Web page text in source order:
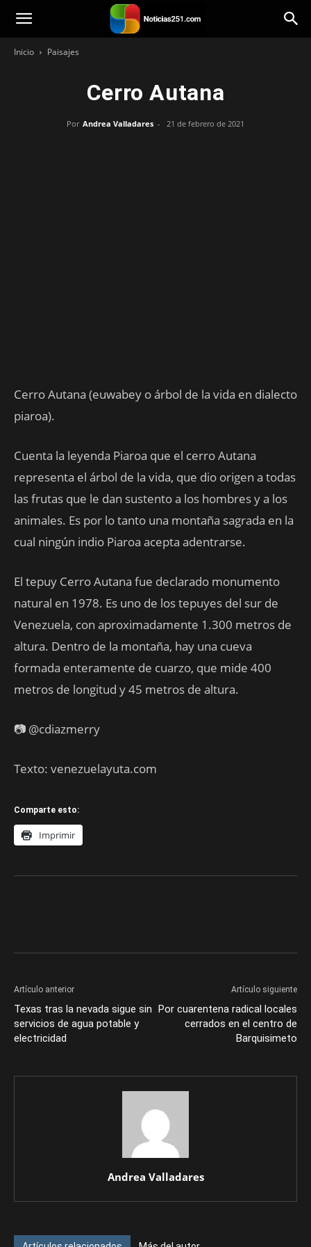
Noticias251
Inicio Paisajes
Cerro Autana
Por Andrea Valladares - 21 de febrero de 2021
Cerro Autana (euwabey o árbol de la vida en dialecto
piaroa).
Cuenta la leyenda Piaroa que el cerro Autana
representa el árbol de la vida, que dio origen a todas
las frutas que le dan sustento a los hombres y a los
animales. Es por lo tanto una montaña sagrada en la
cual ningún indio Piaroa acepta adentrarse.
El tepuy Cerro Autana fue declarado monumento
natural en 1978. Es uno de los tepuyes del sur de
Venezuela, con aproximadamente 1.300 metros de
altura. Dentro de la montaña, hay una cueva
formada enteramente de cuarzo, que mide 400
metros de longitud y 45 metros de altura.
📷 @cdiazmerry
Texto: venezuelayuta.com
Comparte esto:
Imprimir
Artículo anterior
Texas tras la nevada sigue sin
servicios de agua potable y
electricidad
Artículo siguiente
Por cuarentena radical locales
cerrados en el centro de
Barquisimeto
Andrea Valladares